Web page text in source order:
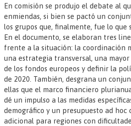
En comisión se produjo el debate al
enmiendas, si bien se pactó un
los grupos que, finalmente, fue lo que
En el documento, se elaboran tres
frente a la situación: la coordinación
una estrategia transversal, una
de los fondos europeos y definir la
de 2020. También, desgrana un
ellas que el marco financiero
dé un impulso a las medidas
demográfico y un presupuesto ad hoc
adicional para regiones con